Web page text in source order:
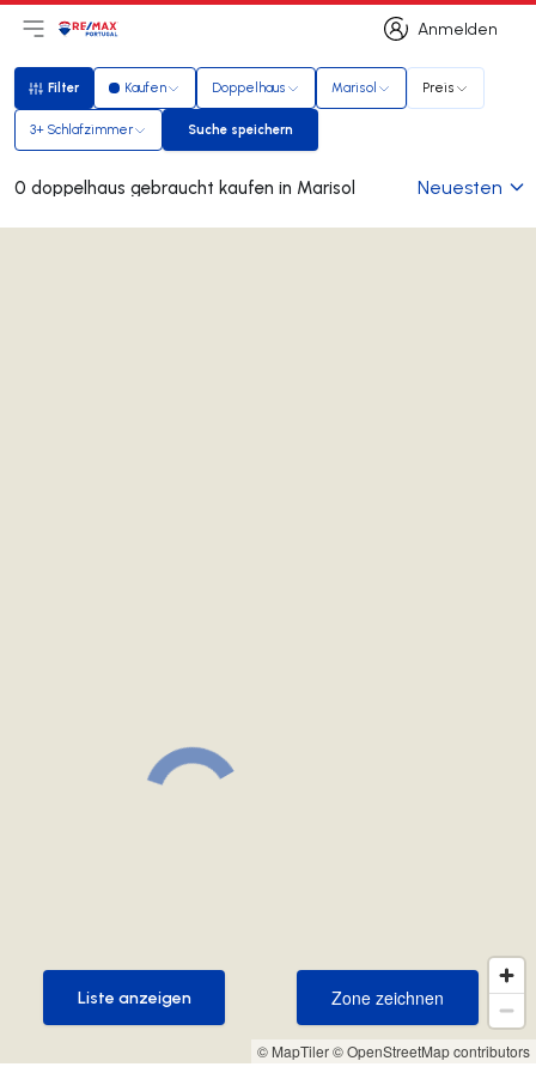
Anmelden
Anmelden
Hauptmenü öffnen
LogoZur Startseite
Filter
Filter Kaufen Doppelhaus Marisol Preis
3+ Schlafzimmer Suche speichern
Suche speichern
0 doppelhaus gebraucht kaufen in Marisol Neuesten
© MapTiler© OpenStreetMap contributors
Zone zeichnen
Zone zeichnen
Liste anzeigen
Liste anzeigen